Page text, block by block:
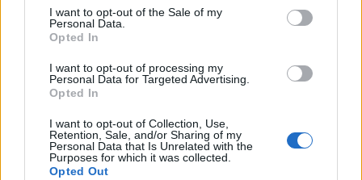
consent section.
I want to opt-out of the Sale of my
Personal Data.
Opted In
I want to opt-out of processing my
Personal Data for Targeted Advertising.
Opted In
I want to opt-out of Collection, Use,
Retention, Sale, and/or Sharing of my
Personal Data that Is Unrelated with the
Purposes for which it was collected.
Opted Out
HÍRLEVÉL
E-mail cím
Feliratkozom a hírlevélre és elfogadom az